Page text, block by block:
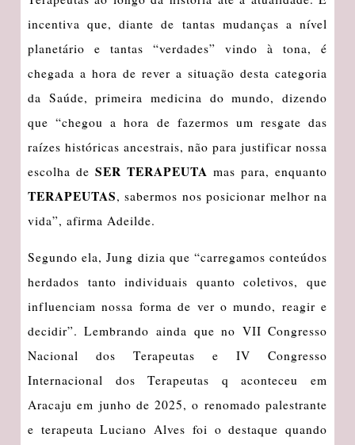
incentiva que, diante de tantas mudanças a nível
planetário e tantas “verdades” vindo à tona, é
chegada a hora de rever a situação desta categoria
da Saúde, primeira medicina do mundo, dizendo
que “chegou a hora de fazermos um resgate das
raízes históricas ancestrais, não para justificar nossa
escolha de SER TERAPEUTA mas para, enquanto
TERAPEUTAS, sabermos nos posicionar melhor na
vida”, afirma Adeilde.
Segundo ela, Jung dizia que “carregamos conteúdos
herdados tanto individuais quanto coletivos, que
influenciam nossa forma de ver o mundo, reagir e
decidir”. Lembrando ainda que no VII Congresso
Nacional dos Terapeutas e IV Congresso
Internacional dos Terapeutas q aconteceu em
Aracaju em junho de 2025, o renomado palestrante
e terapeuta Luciano Alves foi o destaque quando